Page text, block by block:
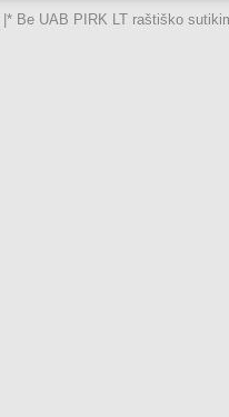
* Be UAB PIRK LT raštiško